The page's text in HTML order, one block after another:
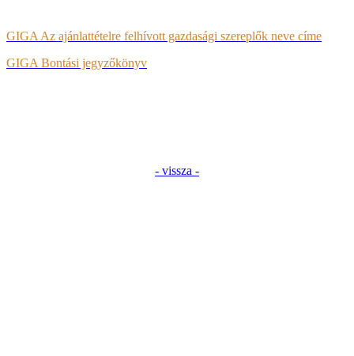
GIGA Az ajánlattételre felhívott gazdasági szereplők neve címe
GIGA Bontási jegyzőkönyv
- vissza -